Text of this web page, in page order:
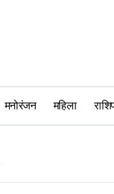
मनोरंजन महिला